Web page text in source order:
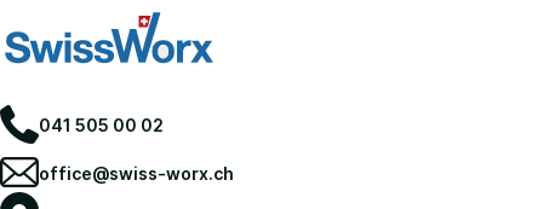
041 505 00 02
office@swiss-worx.ch